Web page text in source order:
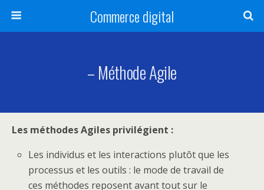
Commerce digital
– Méthode Agile
Les méthodes Agiles privilégient :
Les individus et les interactions plutôt que les
processus et les outils : le mode de travail de
ces méthodes reposent avant tout sur le